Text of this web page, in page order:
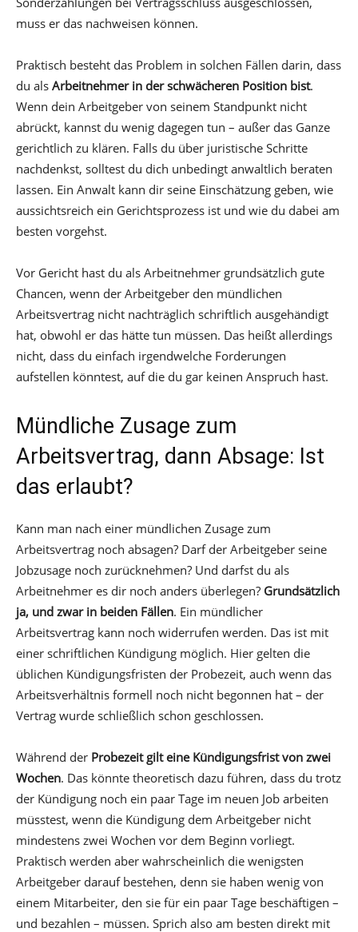
muss er das nachweisen können.
Praktisch besteht das Problem in solchen Fällen darin, dass
du als Arbeitnehmer in der schwächeren Position bist.
Wenn dein Arbeitgeber von seinem Standpunkt nicht
abrückt, kannst du wenig dagegen tun – außer das Ganze
gerichtlich zu klären. Falls du über juristische Schritte
nachdenkst, solltest du dich unbedingt anwaltlich beraten
lassen. Ein Anwalt kann dir seine Einschätzung geben, wie
aussichtsreich ein Gerichtsprozess ist und wie du dabei am
besten vorgehst.
Vor Gericht hast du als Arbeitnehmer grundsätzlich gute
Chancen, wenn der Arbeitgeber den mündlichen
Arbeitsvertrag nicht nachträglich schriftlich ausgehändigt
hat, obwohl er das hätte tun müssen. Das heißt allerdings
nicht, dass du einfach irgendwelche Forderungen
aufstellen könntest, auf die du gar keinen Anspruch hast.
Mündliche Zusage zum
Arbeitsvertrag, dann Absage: Ist
das erlaubt?
Kann man nach einer mündlichen Zusage zum
Arbeitsvertrag noch absagen? Darf der Arbeitgeber seine
Jobzusage noch zurücknehmen? Und darfst du als
Arbeitnehmer es dir noch anders überlegen? Grundsätzlich
ja, und zwar in beiden Fällen. Ein mündlicher
Arbeitsvertrag kann noch widerrufen werden. Das ist mit
einer schriftlichen Kündigung möglich. Hier gelten die
üblichen Kündigungsfristen der Probezeit, auch wenn das
Arbeitsverhältnis formell noch nicht begonnen hat – der
Vertrag wurde schließlich schon geschlossen.
Während der Probezeit gilt eine Kündigungsfrist von zwei
Wochen. Das könnte theoretisch dazu führen, dass du trotz
der Kündigung noch ein paar Tage im neuen Job arbeiten
müsstest, wenn die Kündigung dem Arbeitgeber nicht
mindestens zwei Wochen vor dem Beginn vorliegt.
Praktisch werden aber wahrscheinlich die wenigsten
Arbeitgeber darauf bestehen, denn sie haben wenig von
einem Mitarbeiter, den sie für ein paar Tage beschäftigen –
und bezahlen – müssen. Sprich also am besten direkt mit